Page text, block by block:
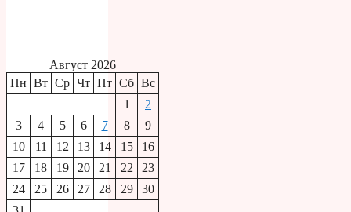
Август 2026
Пн Вт Ср Чт Пт Сб Вс
1
2
3
4 5 6 7 8
9
10
11 12 13 14 15
16
17
18 19 20 21 22
23
24
25 26 27 28 29
30